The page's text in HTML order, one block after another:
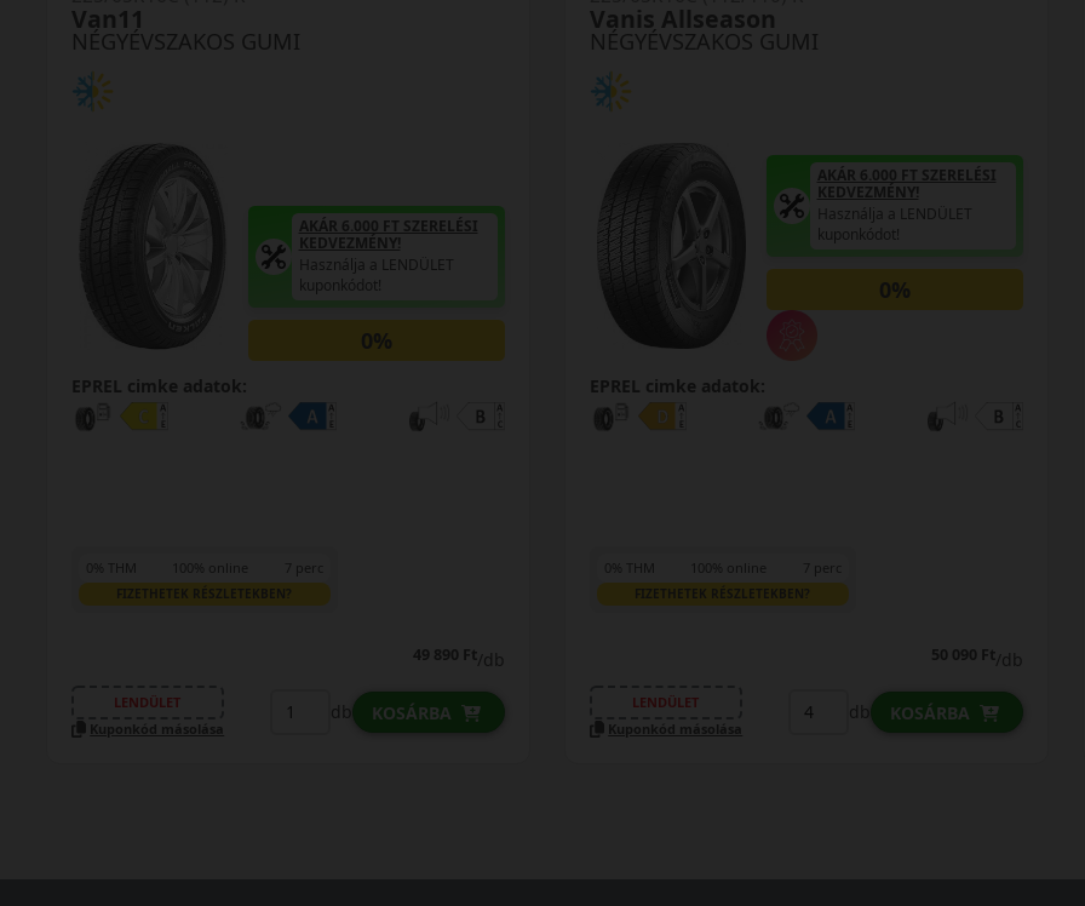
NÉGYÉVSZAKOS GUMI
Carrier Allseason SF
AKÁR 6.000 FT SZERELÉSI
KEDVEZMÉNY!
Használja a LENDÜLET
kuponkódot!
0%
EPREL cimke adatok:
0% THM 100% online 7 perc
FIZETHETEK RÉSZLETEKBEN?
64 590 Ft/db
LENDÜLET
Kuponkód másolása
db KOSÁRBA
NÉGYÉVSZAKOS GUMI
Duravis AS Evo
AKÁR 6.000 FT SZERELÉSI
KEDVEZMÉNY!
Használja a LENDÜLET
kuponkódot!
EPREL cimke adatok:
0% THM 100% online 7 perc
FIZETHETEK RÉSZLETEKBEN?
66 390 Ft/db
LENDÜLET
Kuponkód másolása
db KOSÁRBA